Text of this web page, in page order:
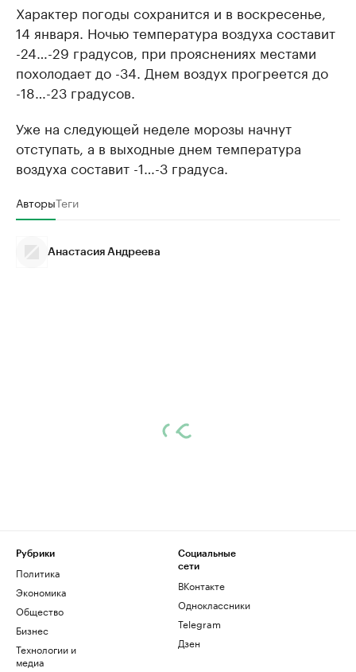
Характер погоды сохранится и в воскресенье,
14 января. Ночью температура воздуха составит
-24…-29 градусов, при прояснениях местами
похолодает до -34. Днем воздух прогреется до
-18…-23 градусов.
Уже на следующей неделе морозы начнут
отступать, а в выходные днем температура
воздуха составит -1…-3 градуса.
АвторыТеги
Анастасия Андреева
Рубрики
Политика
Экономика
Общество
Бизнес
Технологии и
медиа
Социальные
сети
ВКонтакте
Одноклассники
Telegram
Дзен